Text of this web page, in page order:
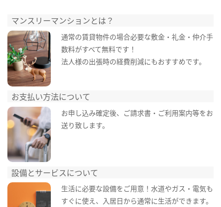
マンスリーマンションとは？
通常の賃貸物件の場合必要な敷金・礼金・仲介手
数料がすべて無料です！
法人様の出張時の経費削減にもおすすめです。
お支払い方法について
お申し込み確定後、ご請求書・ご利用案内等をお
送り致します。
設備とサービスについて
生活に必要な設備をご用意！水道やガス・電気も
すぐに使え、入居日から通常に生活ができます。